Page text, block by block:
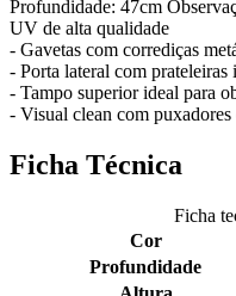
Profundidade: 47cm
UV de alta qualidade
- Gavetas com corrediças
- Porta lateral com prateleiras
- Tampo superior ideal para
- Visual clean com
Ficha Técnica
Ficha
Cor
Profundidade